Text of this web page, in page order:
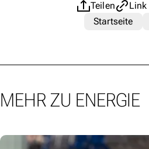
Teilen
Link
Startseite
MEHR ZU ENERGIE